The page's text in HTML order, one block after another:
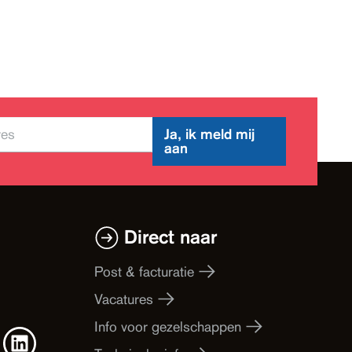
Ja, ik meld mij
aan
Direct naar
Post & facturatie
Vacatures
Info voor gezelschappen